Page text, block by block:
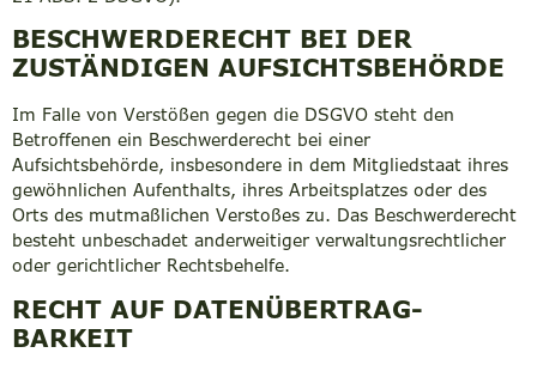
BESCHWERDE­RECHT BEI DER
ZUSTÄNDIGEN AUFSICHTS­BEHÖRDE
Im Falle von Verstößen gegen die DSGVO steht den
Betroffenen ein Beschwerderecht bei einer
Aufsichtsbehörde, insbesondere in dem Mitgliedstaat ihres
gewöhnlichen Aufenthalts, ihres Arbeitsplatzes oder des
Orts des mutmaßlichen Verstoßes zu. Das Beschwerderecht
besteht unbeschadet anderweitiger verwaltungsrechtlicher
oder gerichtlicher Rechtsbehelfe.
RECHT AUF DATEN­ÜBERTRAG­
BARKEIT